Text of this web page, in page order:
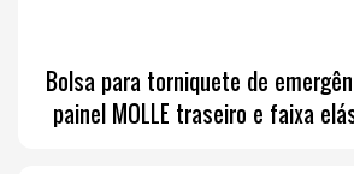
Bolsa para torniquete de
painel MOLLE traseiro e faixa